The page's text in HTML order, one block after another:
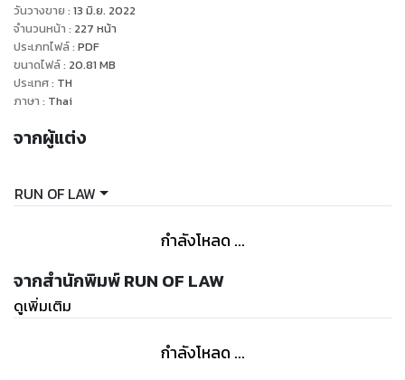
วันวางขาย : 13 มิ.ย. 2022
จำนวนหน้า : 227 หน้า
ประเภทไฟล์: PDF
ขนาดไฟล์: 20.81 MB
ประเทศ: TH
ภาษา : Thai
จากผู้แต่ง
RUN OF LAW
กำลังโหลด ...
จากสำนักพิมพ์ RUN OF LAW
ดูเพิ่มเติม
กำลังโหลด ...